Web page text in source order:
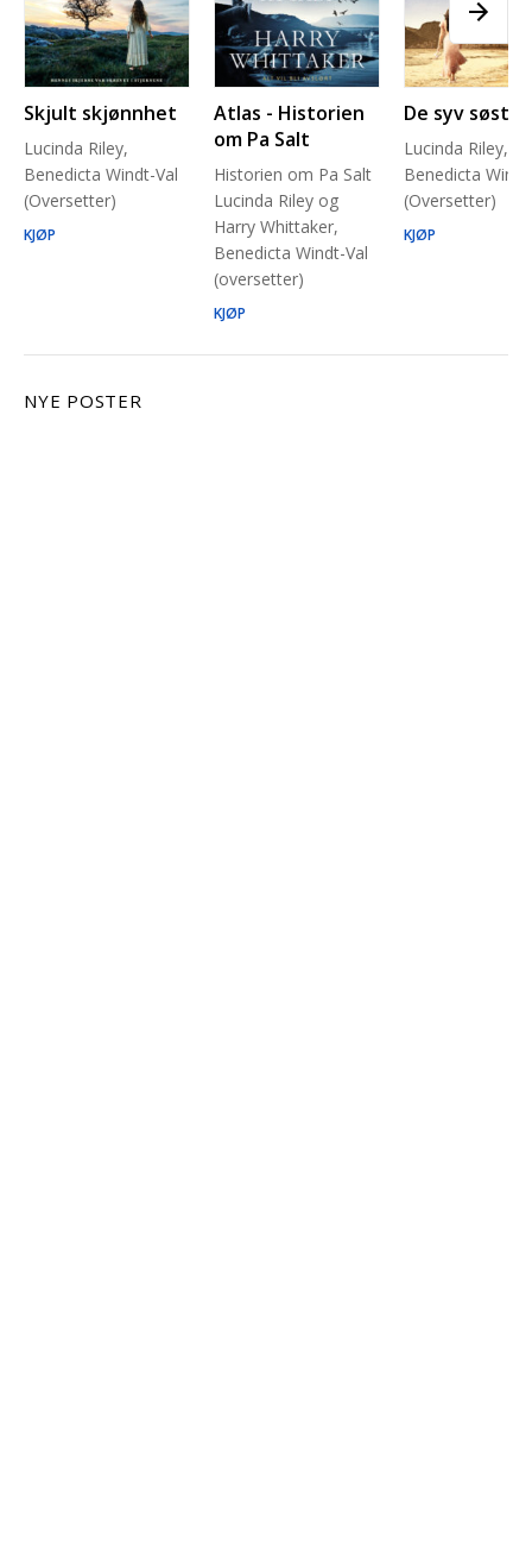
Skjult skjønnhet
Lucinda Riley,
Benedicta Windt-Val
(Oversetter)
KJØP
Atlas - Historien
om Pa Salt
Historien om Pa Salt
Lucinda Riley og
Harry Whittaker,
Benedicta Windt-Val
(oversetter)
KJØP
De syv søstre
Lucinda Riley,
Benedicta
(Oversetter)
KJØP
NYE POSTER